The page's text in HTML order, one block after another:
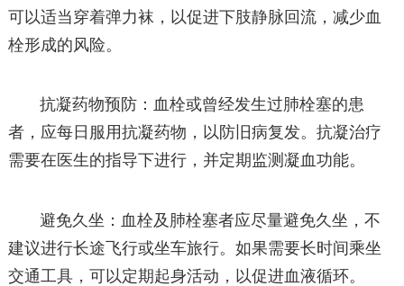
可以适当穿着弹力袜，以促进下肢静脉回流，减少血
栓形成的风险。
抗凝药物预防：血栓或曾经发生过肺栓塞的患
者，应每日服用抗凝药物，以防旧病复发。抗凝治疗
需要在医生的指导下进行，并定期监测凝血功能。
避免久坐：血栓及肺栓塞者应尽量避免久坐，不
建议进行长途飞行或坐车旅行。如果需要长时间乘坐
交通工具，可以定期起身活动，以促进血液循环。